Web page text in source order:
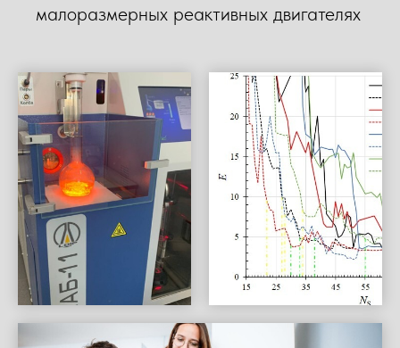
малоразмерных реактивных двигателях